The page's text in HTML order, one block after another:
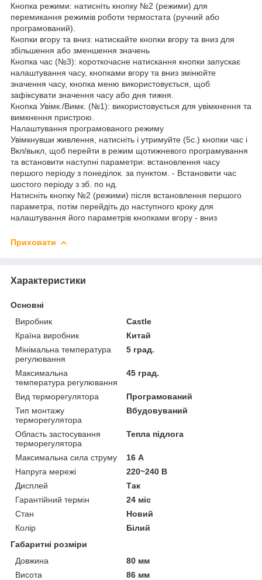
Кнопка режими: натисніть кнопку №2 (режими) для
перемикання режимів роботи термостата (ручний або
програмований).
Кнопки вгору та вниз: натискайте кнопки вгору та вниз для
збільшення або зменшення значень
Кнопка час (№3): короткочасне натискання кнопки запускає
налаштування часу, кнопками вгору та вниз змінюйте
значення часу, кнопка меню використовується, щоб
зафіксувати значення часу або дня тижня.
Кнопка Увімк./Вимк. (№1): використовується для увімкнення та
вимкнення пристрою.
Налаштування програмованого режиму
Увімкнувши живлення, натисніть і утримуйте (5с.) кнопки час і
Вкл/выкл, щоб перейти в режим щотижневого програмування
та встановити наступні параметри: встановлення часу
першого періоду з понеділок. за пунктом. - Встановити час
шостого періоду з зб. по нд.
Натисніть кнопку №2 (режими) після встановлення першого
параметра, потім перейдіть до наступного кроку для
налаштування його параметрів кнопками вгору - вниз
Приховати
Характеристики
Основні
Виробник
Castle
Країна виробник
Китай
Мінімальна температура
регулювання
5 град.
Максимальна
температура регулювання
45 град.
Вид терморегулятора
Програмований
Тип монтажу
терморегулятора
Вбудовуваний
Область застосування
терморегулятора
Тепла підлога
Максимальна сила струму
16 А
Напруга мережі
220~240 В
Дисплей
Так
Гарантійний термін
24 міс
Стан
Новий
Колір
Білий
Габаритні розміри
Довжина
80 мм
Висота
86 мм